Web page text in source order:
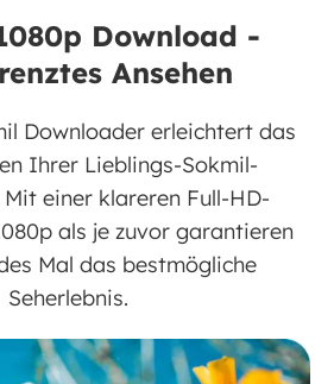
Download -
Ansehen
Downloader erleichtert das
Ihrer Lieblings-Sokmil-
einer klareren Full-HD-
als je zuvor garantieren
Mal das bestmögliche
Seherlebnis.